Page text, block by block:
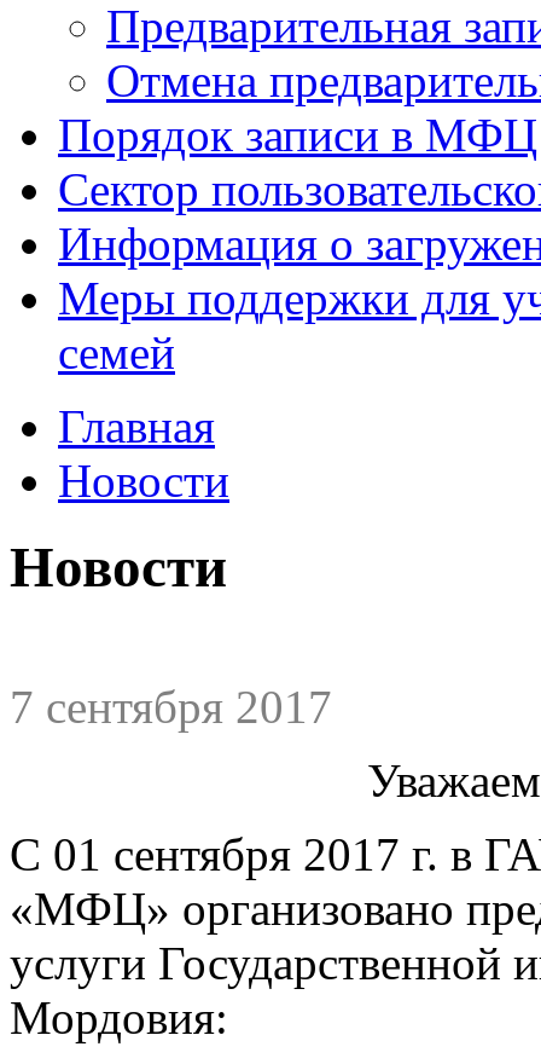
Предварительная
Отмена
Порядок записи в МФЦ
Сектор
Информация о
Меры поддержки для
семей
Главная
Новости
Новости
7 сентября 2017
С 01 сентября 2017 г. в
«МФЦ» организовано
услуги Государственной
Мордовия: